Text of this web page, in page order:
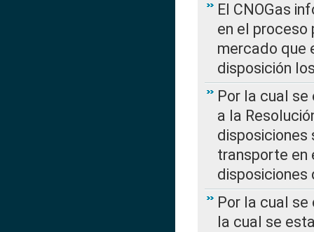
El CNOGas
en el
mercado que
disposición
Por la cual se
a la
disposiciones
transporte en
disposiciones
Por la cual se
la cual se